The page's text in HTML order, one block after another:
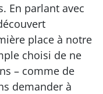
En parlant avec
place à notre
choisi de ne
– comme de
demander à